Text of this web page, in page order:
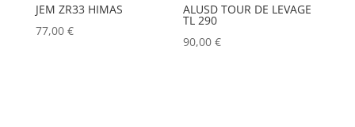
JEM ZR33 HIMAS
77,00 €
ALUSD TOUR DE LEVAGE
TL 290
90,00€